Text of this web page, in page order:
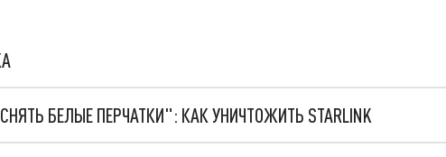
БЕЛЫЕ ПЕРЧАТКИ": КАК УНИЧТОЖИТЬ STARLINK